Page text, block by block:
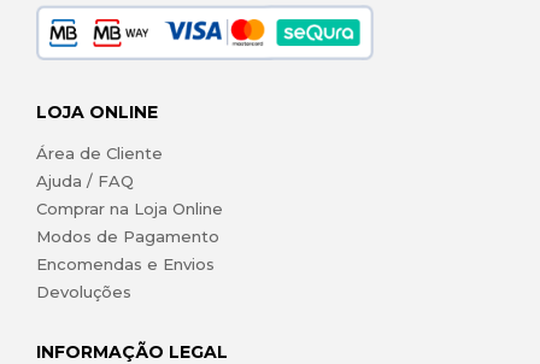
LOJA ONLINE
Área de Cliente
Ajuda / FAQ
Comprar na Loja Online
Modos de Pagamento
Encomendas e Envios
Devoluções
INFORMAÇÃO LEGAL